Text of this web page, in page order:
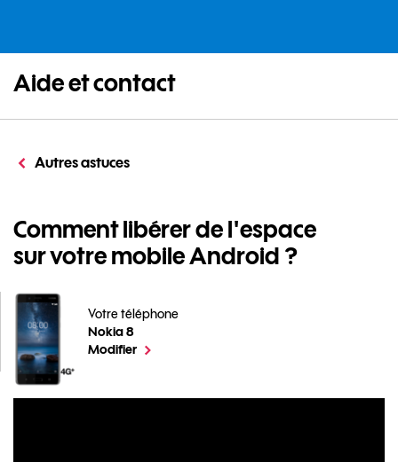
Aide et contact
Autres astuces
Comment libérer de l'espace
sur votre mobile Android ?
Votre téléphone
Nokia 8
Comment libérer de l'espace sur votre mobile
Modifierle téléphone sélectionné